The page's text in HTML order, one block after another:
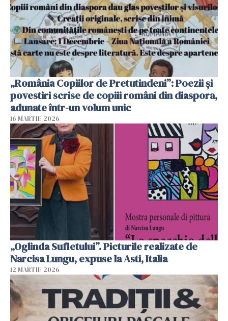
„România Copiilor de Pretutindeni”: Poezii și
povestiri scrise de copiii români din diaspora,
adunate într-un volum unic
16 MARTIE 2026
„Oglinda Sufletului”. Picturile realizate de
Narcisa Lungu, expuse la Asti, Italia
12 MARTIE 2026